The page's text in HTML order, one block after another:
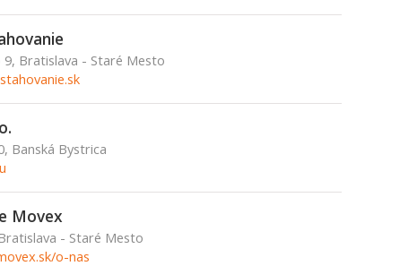
9, Bratislava - Staré Mesto
Banská Bystrica
Movex
- Staré Mesto
o-nas